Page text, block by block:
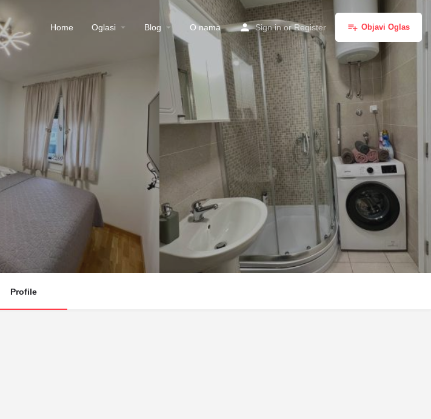
Home Oglasi Blog O nama Sign in or Register Objavi Oglas
Profile